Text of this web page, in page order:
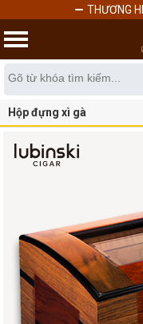
Hộp đựng xì gà
THƯƠNG